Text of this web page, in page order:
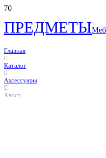
ПРЕДМЕТЫ
Главная
Каталог
Аксессуары
Хвост